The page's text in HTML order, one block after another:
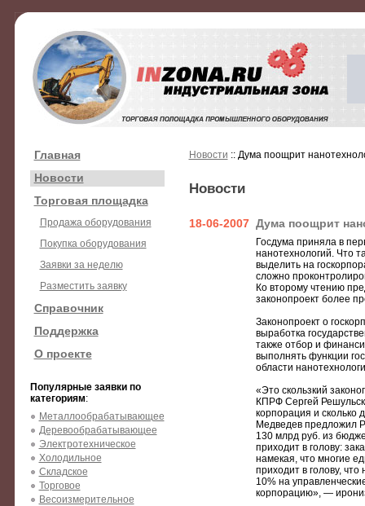
Главная
Новости
Торговая площадка
Продажа оборудования
Покупка оборудования
Заявки за неделю
Разместить заявку
Справочник
Поддержка
О проекте
Популярные заявки по
категориям:
Металлообрабатывающее
Деревообрабатывающее
Электротехническое
Холодильное
Складское
Торговое
Весоизмерительное
Новости :: Дума поощрит
Новости
18-06-2007 Дума поощрит
Госдума приняла в
нанотехнологий. Что
выделить на
сложно
Ко второму чтению
законопроект более
Законопроект о
выработка
также отбор и
выполнять функции
области
«Это скользкий
КПРФ Сергей
корпорация и сколько
Медведев предложил
130 млрд руб. из
приходит в голову:
намекая, что многие
приходит в голову,
10% на
корпорацию», —